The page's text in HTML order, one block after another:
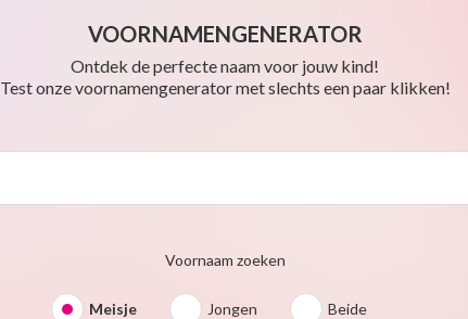
VOORNAMENGENERATOR
Ontdek de perfecte naam voor jouw kind!
Test onze voornamengenerator met slechts een paar klikken!
Voornaam zoeken
Meisje Jongen Beide